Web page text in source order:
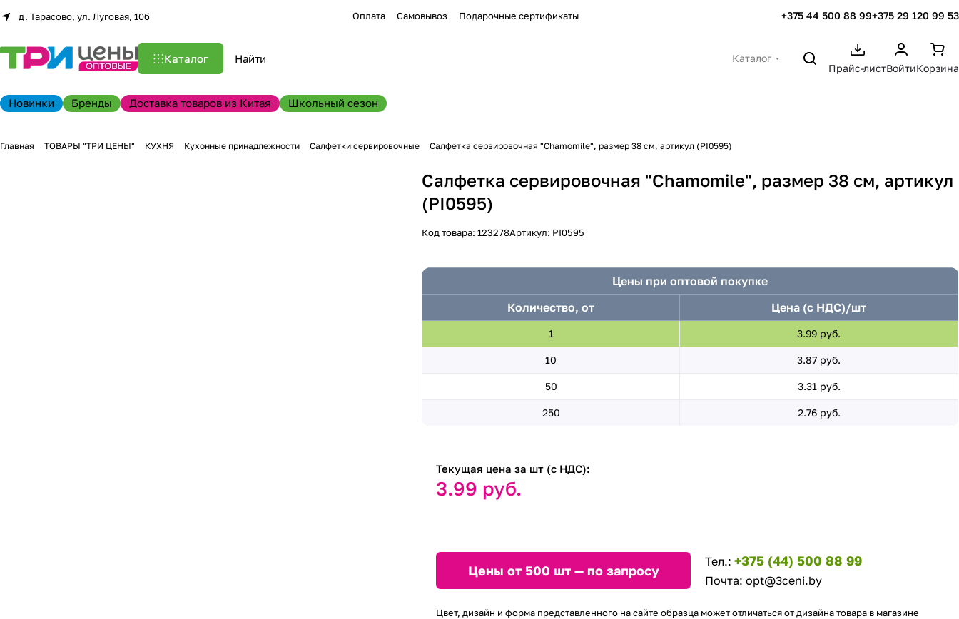
д. Тарасово, ул. Луговая, 10б Оплата Самовывоз Подарочные сертификаты +375 44 500 88 99+375 29 120 99 53
Каталог
Каталог
Прайс-листВойтиКорзина
Новинки Бренды Доставка товаров из Китая Школьный сезон
Главная ТОВАРЫ "ТРИ ЦЕНЫ" КУХНЯ Кухонные принадлежности Салфетки сервировочные Салфетка сервировочная "Chamomile", размер 38 см, артикул (PI0595)
Салфетка сервировочная "Chamomile", размер 38 см, артикул
(PI0595)
Код товара:123278Артикул: PI0595
Цены при оптовой покупке
Количество, от
Цена (с НДС)/шт
1 3.99 руб.
10 3.87 руб.
50 3.31 руб.
250 2.76 руб.
Текущая цена за шт (с НДС):
3.99 руб.
Цены от 500 шт — по запросу
Тел.: +375 (44) 500 88 99
Почта: opt@3ceni.by
Цвет, дизайн и форма представленного на сайте образца может отличаться от дизайна товара в магазине